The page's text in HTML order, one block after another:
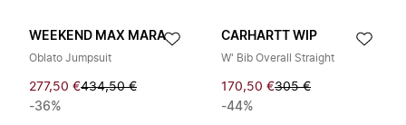
WEEKEND MAX MARA
Oblato Jumpsuit
277,50 €434,50 €
-36%
CARHARTT WIP
W' Bib Overall Straight
170,50 €305 €
-44%